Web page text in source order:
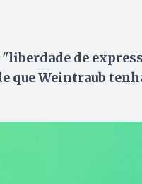
de
que Weintraub